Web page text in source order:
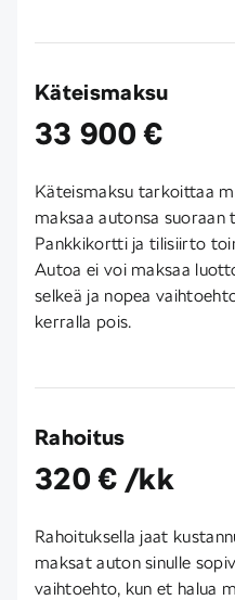
Käteismaksu
33 900 €
Käteismaksu tarkoittaa
maksaa autonsa
Pankkikortti ja tilisiirto
Autoa ei voi maksaa
selkeä ja nopea
kerralla pois.
Rahoitus
320 € /kk
Rahoituksella jaat
maksat auton sinulle
vaihtoehto, kun et halua